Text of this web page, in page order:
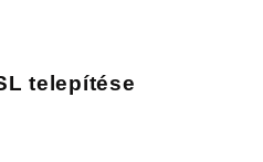
telepítése